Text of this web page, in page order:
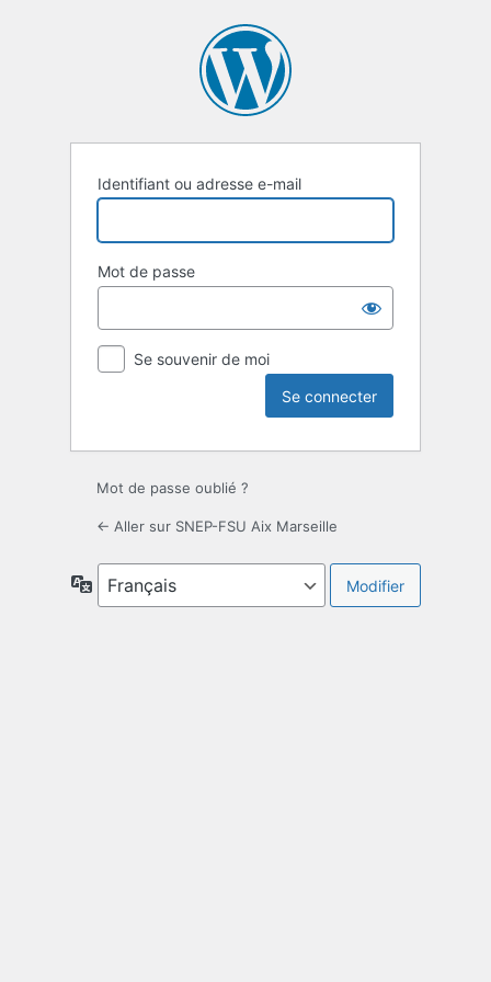
Identifiant ou adresse e-mail
Mot de passe
Se souvenir de moi
Mot de passe oublié ?
← Aller sur SNEP-FSU Aix Marseille
Langue